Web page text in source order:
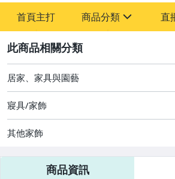
首頁主打 商品分類
其它
直
居家、家具與園藝
寢具/家飾
其他家飾
商品資訊